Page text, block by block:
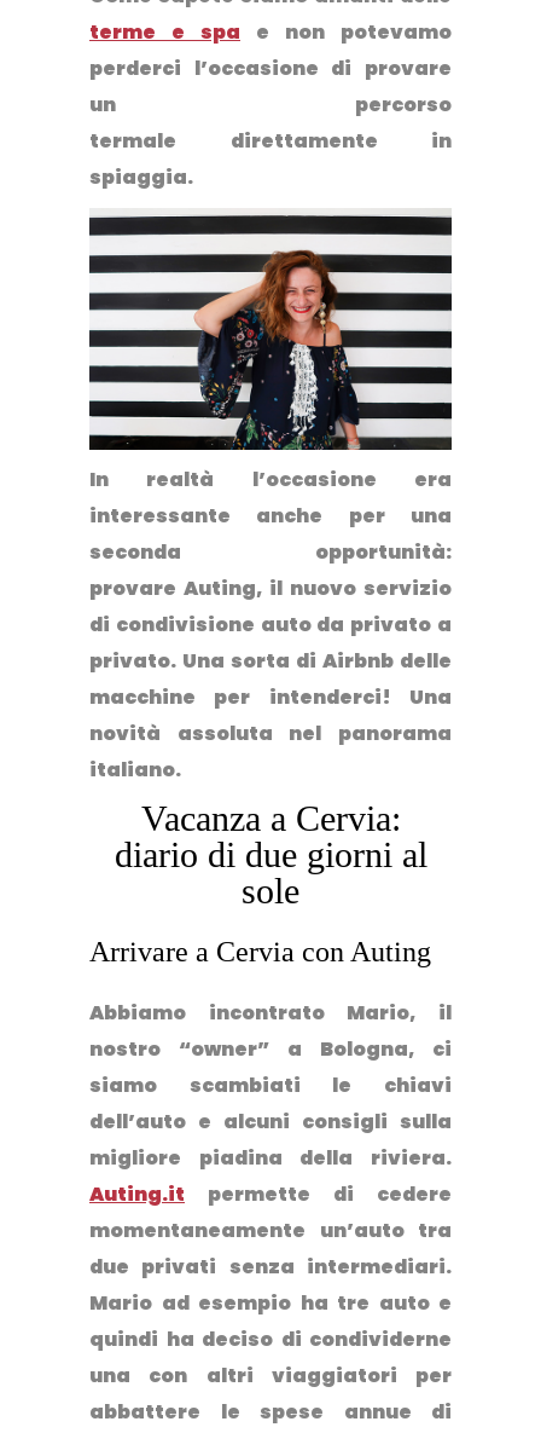
terme e spa e non potevamo
perderci l’occasione di provare
un percorso
termale direttamente in
spiaggia.
In realtà l’occasione era
interessante anche per una
seconda opportunità:
provare Auting, il nuovo servizio
di condivisione auto da privato a
privato. Una sorta di Airbnb delle
macchine per intenderci! Una
novità assoluta nel panorama
italiano.
Vacanza a Cervia:
diario di due giorni al
sole
Arrivare a Cervia con Auting
Abbiamo incontrato Mario, il
nostro “owner” a Bologna, ci
siamo scambiati le chiavi
dell’auto e alcuni consigli sulla
migliore piadina della riviera.
Auting.it permette di cedere
momentaneamente un’auto tra
due privati senza intermediari.
Mario ad esempio ha tre auto e
quindi ha deciso di condividerne
una con altri viaggiatori per
abbattere le spese annue di